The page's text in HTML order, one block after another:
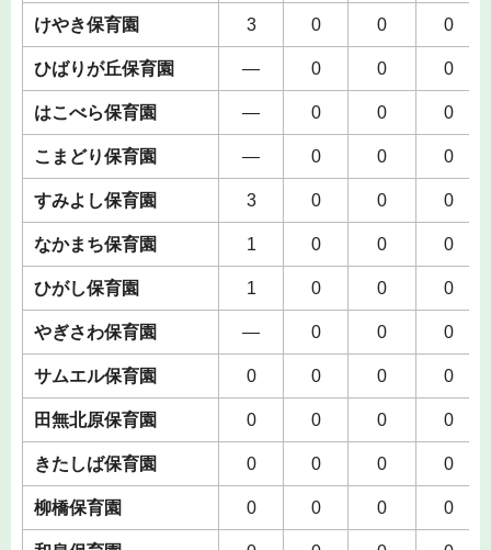
けやき保育園 3 0 0 0
ひばりが丘保育園 ― 0 0 0
はこべら保育園 ― 0 0 0
こまどり保育園 ― 0 0 0
すみよし保育園 3 0 0 0
なかまち保育園 1 0 0 0
ひがし保育園 1 0 0 0
やぎさわ保育園 ― 0 0 0
サムエル保育園 0 0 0 0
田無北原保育園 0 0 0 0
きたしば保育園 0 0 0 0
柳橋保育園 0 0 0 0